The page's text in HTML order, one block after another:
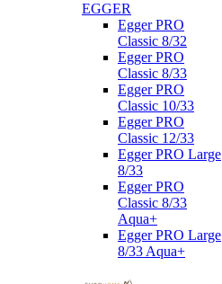
EGGER
Egger PRO
Classic 8/32
Egger PRO
Classic 8/33
Egger PRO
Classic 10/33
Egger PRO
Classic 12/33
Egger PRO Large
8/33
Egger PRO
Classic 8/33
Aqua+
Egger PRO Large
8/33 Aqua+